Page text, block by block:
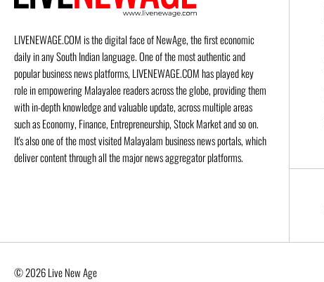
LIVENEWAGE.COM is the digital face of NewAge, the first economic
daily in any South Indian language. One of the most authentic and
popular business news platforms, LIVENEWAGE.COM has played key
role in empowering Malayalee readers across the globe, providing them
with in-depth knowledge and valuable update, across multiple areas
such as Economy, Finance, Entrepreneurship, Stock Market and so on.
It's also one of the most visited Malayalam business news portals, which
deliver content through all the major news aggregator platforms.
© 2026 Live New Age